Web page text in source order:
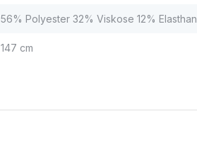
56% Polyester 32% Viskose 12% Elasthan
147 cm